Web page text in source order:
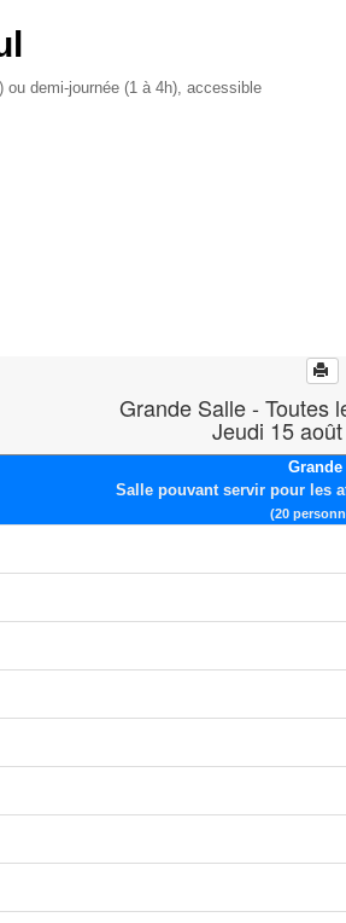
ou demi-journée (1 à 4h), accessible
Grande Salle - Toutes
Jeudi 15
Salle pouvant servir pour les
(20